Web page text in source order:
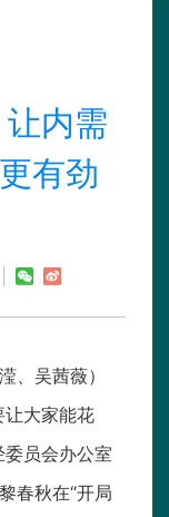
内需
有劲
、吴茜薇）
让大家能花
员会办公室
春秋在“开局